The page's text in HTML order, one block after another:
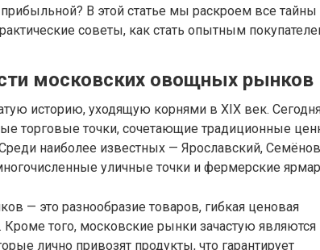
В этой статье мы раскроем все тайны
советы, как стать опытным
московских овощных рынков
историю, уходящую корнями в XIX век.
торговые точки, сочетающие традиционные
наиболее известных — Ярославский,
уличные точки и фермерские
— это разнообразие товаров, гибкая ценовая
Кроме того, московские рынки зачастую являются
лично привозят продукты, что гарантирует